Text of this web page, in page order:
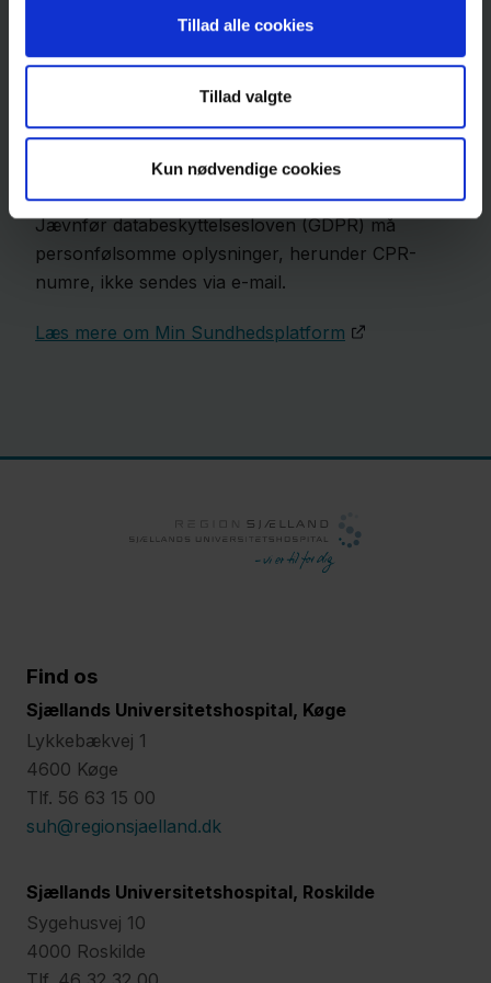
Tillad alle cookies
Tillad valgte
Kun nødvendige cookies
Øvrig information
Sekretariatet består af flere teams.
kan du finde det team, der bedst kan hjælpe dig.
Jævnfør databeskyttelsesloven (GDPR) må
personfølsomme oplysninger, herunder CPR-
numre, ikke sendes via e-mail.
Læs mere om Min Sundhedsplatform
Find os
Sjællands Universitetshospital, Køge
Lykkebækvej 1
4600 Køge
Tlf. 56 63 15 00
suh@regionsjaelland.dk
Sjællands Universitetshospital, Roskilde
Sygehusvej 10
4000 Roskilde